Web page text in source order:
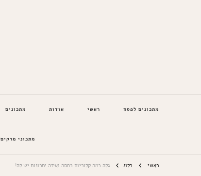
מתכונים לפסח ראשי אודות מתכונים
מתכוני מרקים
ראשי בלוג גלה כמה קלוריות בחסה ואיזה יתרונות יש לה!